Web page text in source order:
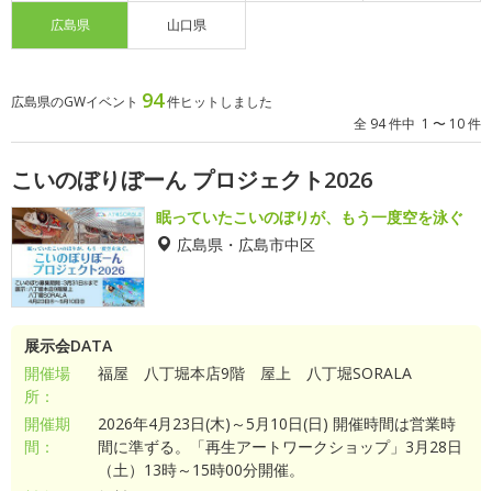
広島県 山口県
広島県のGWイベント 94件ヒットしました
全 94 件中 1 〜 10 件
こいのぼりぼーん プロジェクト2026
眠っていたこいのぼりが、もう一度空を泳ぐ
広島県・広島市中区
展示会DATA
開催場
所：
福屋 八丁堀本店9階 屋上 八丁堀SORALA
開催期
間：
2026年4月23日(木)～5月10日(日) 開催時間は営業時
間に準ずる。「再生アートワークショップ」3月28日
（土）13時～15時00分開催。